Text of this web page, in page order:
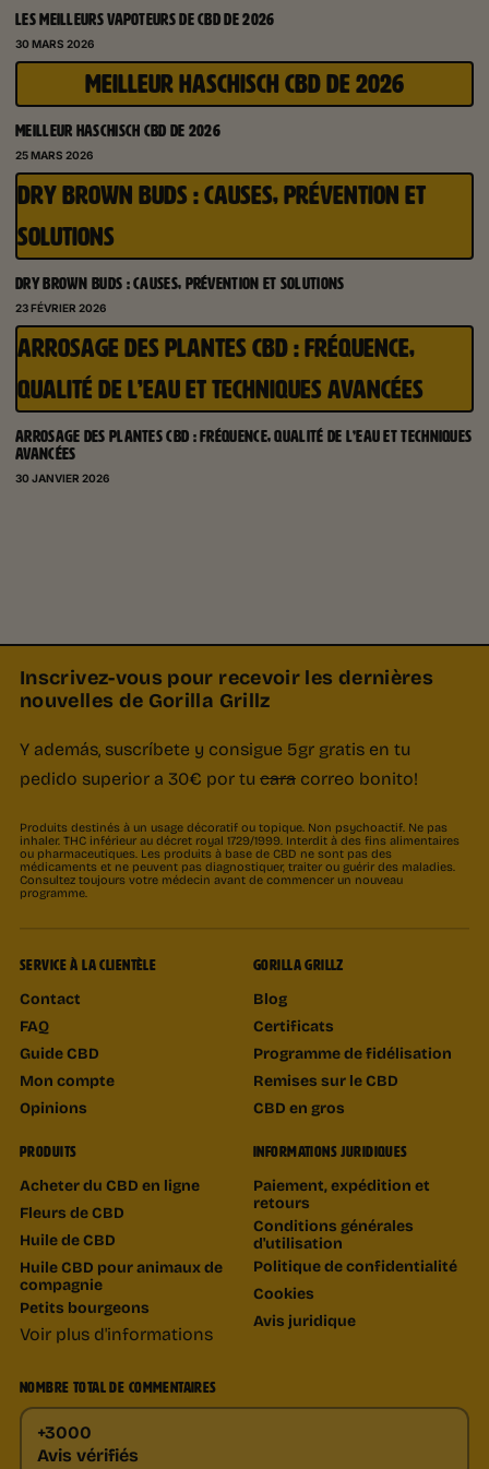
LES MEILLEURS VAPOTEURS DE CBD DE 2026
30 MARS 2026
MEILLEUR HASCHISCH CBD DE 2026
MEILLEUR HASCHISCH CBD DE 2026
25 MARS 2026
DRY BROWN BUDS : CAUSES, PRÉVENTION ET
SOLUTIONS
DRY BROWN BUDS : CAUSES, PRÉVENTION ET SOLUTIONS
23 FÉVRIER 2026
ARROSAGE DES PLANTES CBD : FRÉQUENCE,
QUALITÉ DE L’EAU ET TECHNIQUES AVANCÉES
ARROSAGE DES PLANTES CBD : FRÉQUENCE, QUALITÉ DE L’EAU ET TECHNIQUES
AVANCÉES
30 JANVIER 2026
Inscrivez-vous pour recevoir les dernières
nouvelles de Gorilla Grillz
Y además, suscríbete y consigue 5gr gratis en tu
pedido superior a 30€ por tu cara correo bonito!
Produits destinés à un usage décoratif ou topique. Non psychoactif. Ne pas
inhaler. THC inférieur au décret royal 1729/1999. Interdit à des fins alimentaires
ou pharmaceutiques. Les produits à base de CBD ne sont pas des
médicaments et ne peuvent pas diagnostiquer, traiter ou guérir des maladies.
Consultez toujours votre médecin avant de commencer un nouveau
programme.
SERVICE À LA CLIENTÈLE
Contact
FAQ
Guide CBD
Mon compte
Opinions
GORILLA GRILLZ
Blog
Certificats
Programme de fidélisation
Remises sur le CBD
CBD en gros
PRODUITS
Acheter du CBD en ligne
Fleurs de CBD
Huile de CBD
Huile CBD pour animaux de
compagnie
Petits bourgeons
Voir plus d'informations
INFORMATIONS JURIDIQUES
Paiement, expédition et
retours
Conditions générales
d'utilisation
Politique de confidentialité
Cookies
Avis juridique
NOMBRE TOTAL DE COMMENTAIRES
+3000
Avis vérifiés